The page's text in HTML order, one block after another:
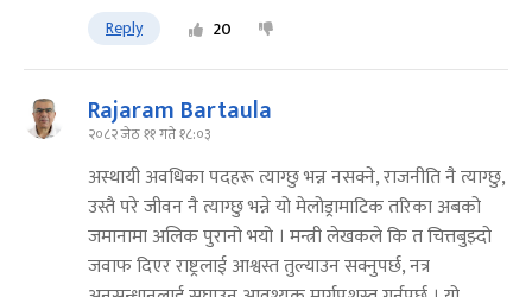
Reply 20
Rajaram Bartaula
२०८२ जेठ ११ गते १८:०३
अस्थायी अवधिका पदहरू त्याग्छु भन्न नसक्ने, राजनीति नै त्याग्छु,
उस्तै परे जीवन नै त्याग्छु भन्ने यो मेलोड्रामाटिक तरिका अबको
जमानामा अलिक पुरानो भयो । मन्त्री लेखकले कि त चित्तबुझ्दो
जवाफ दिएर राष्ट्रलाई आश्वस्त तुल्याउन सक्नुपर्छ, नत्र